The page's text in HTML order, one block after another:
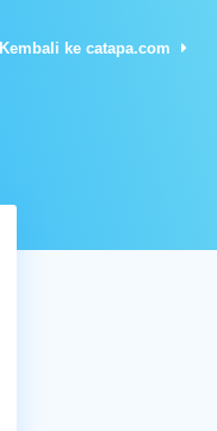
Kembali ke catapa.com